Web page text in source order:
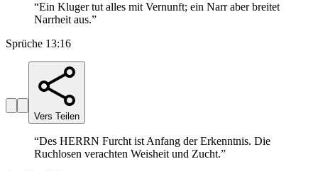
“Ein Kluger tut alles mit Vernunft; ein Narr aber breitet
Narrheit aus.”
Sprüche 13:16
Vers Teilen
“Des HERRN Furcht ist Anfang der Erkenntnis. Die
Ruchlosen verachten Weisheit und Zucht.”